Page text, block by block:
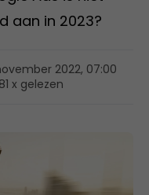
aan in 2023?
2022, 07:00
x gelezen